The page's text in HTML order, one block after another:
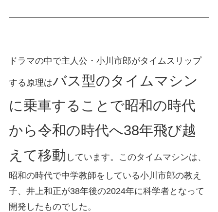
ドラマの中で主人公・小川市郎がタイムスリップ
する原理はバス型のタイムマシン
に乗車することで昭和の時代
から令和の時代へ38年飛び越
えて移動 しています。このタイムマシンは、
昭和の時代で中学教師をしている小川市郎の教え
子、井上和正が38年後の2024年に科学者となって
開発したものでした。